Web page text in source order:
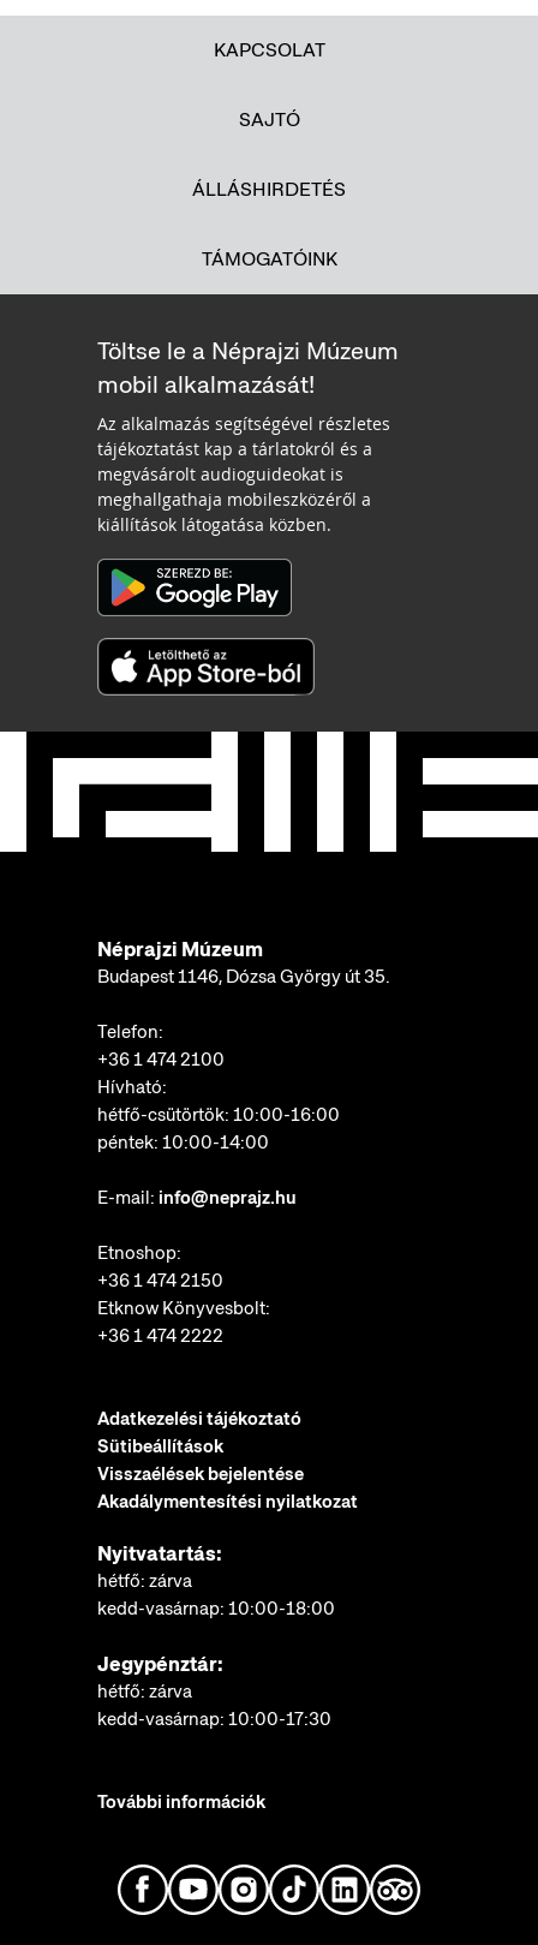
KAPCSOLAT
SAJTÓ
ÁLLÁSHIRDETÉS
TÁMOGATÓINK
Töltse le a Néprajzi Múzeum
mobil alkalmazását!
Az alkalmazás segítségével részletes
tájékoztatást kap a tárlatokról és a
megvásárolt audioguideokat is
meghallgathaja mobileszközéről a
kiállítások látogatása közben.
Néprajzi Múzeum
Budapest 1146, Dózsa György út 35.
Telefon:
+36 1 474 2100
Hívható:
hétfő-csütörtök: 10:00-16:00
péntek: 10:00-14:00
E-mail: info@neprajz.hu
Etnoshop:
+36 1 474 2150
Etknow Könyvesbolt:
+36 1 474 2222
Adatkezelési tájékoztató
Sütibeállítások
Visszaélések bejelentése
Akadálymentesítési nyilatkozat
Nyitvatartás:
hétfő: zárva
kedd-vasárnap: 10:00-18:00
Jegypénztár:
hétfő: zárva
kedd-vasárnap: 10:00-17:30
További információk